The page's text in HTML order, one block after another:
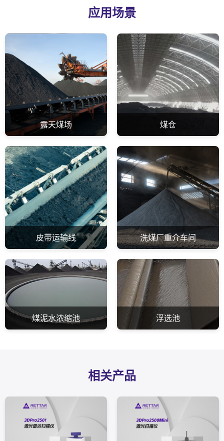
应用场景
露天煤场 煤仓
皮带运输线 洗煤厂重介车间
煤泥水浓缩池 浮选池
相关产品